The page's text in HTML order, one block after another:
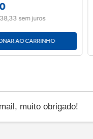
38, 33 sem juros
AO CARRINHO
muito obrigado!